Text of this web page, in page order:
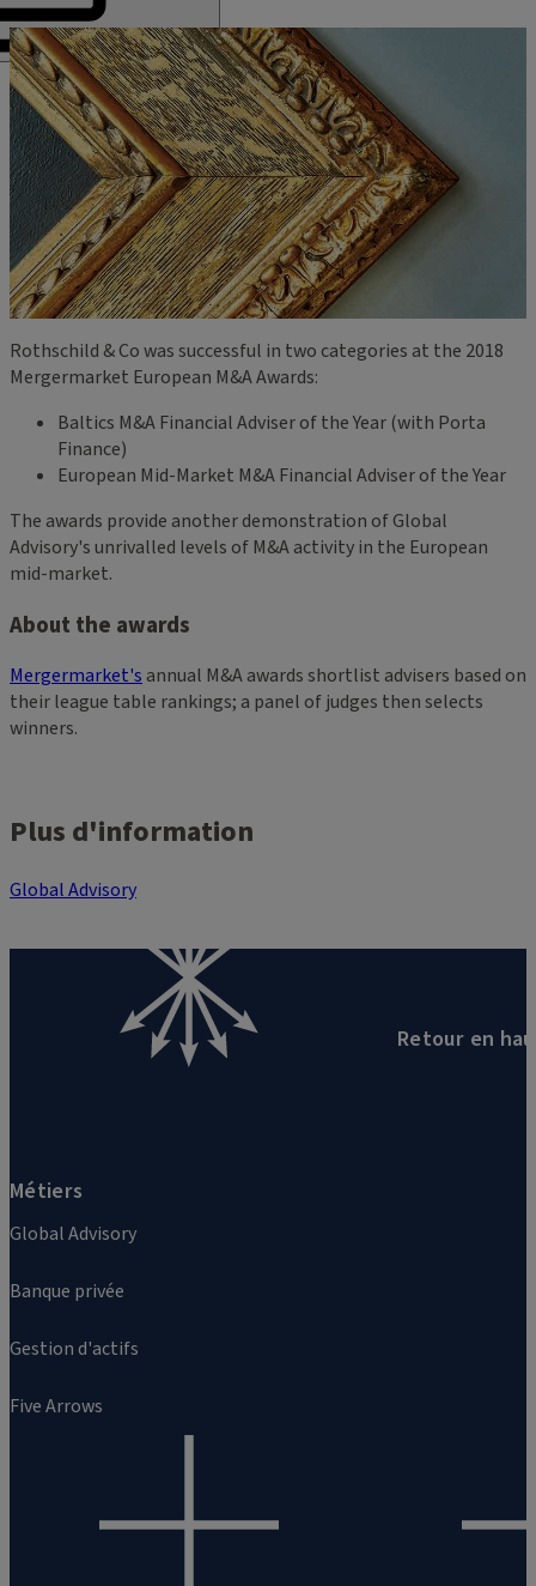
Rothschild & Co was successful in two categories at the 2018
Mergermarket European M&A Awards:
Baltics M&A Financial Adviser of the Year (with Porta
Finance)
European Mid-Market M&A Financial Adviser of the Year
The awards provide another demonstration of Global
Advisory's unrivalled levels of M&A activity in the European
mid-market.
About the awards
Mergermarket's annual M&A awards shortlist advisers based on
their league table rankings; a panel of judges then selects
winners.
Plus d'information
Global Advisory
Métiers
Global Advisory
Banque privée
Gestion d'actifs
Five Arrows
Retour en